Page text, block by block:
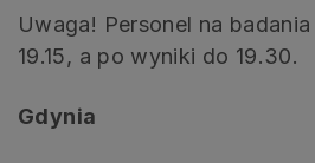
Uwaga! Personel na
19.15, a po wyniki do 19.30.
Gdynia